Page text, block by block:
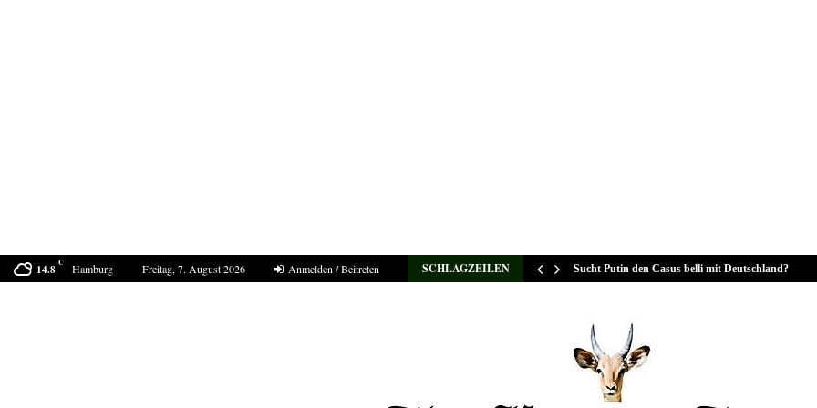
14.8 C Hamburg Freitag, 7. August 2026 Anmelden / Beitreten SCHLAGZEILEN
Der Sommer 2040 in Europa Sucht Putin den Casus belli mit Deutschland?